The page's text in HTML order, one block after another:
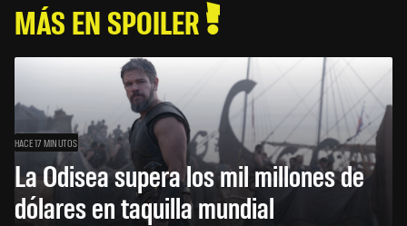
MÁS EN SPOILER
HACE 17 MINUTOS
La Odisea supera los mil millones de
dólares en taquilla mundial